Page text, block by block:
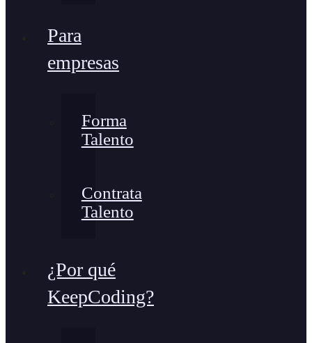
Para
empresas
Forma
Talento
Contrata
Talento
¿Por qué
KeepCoding?